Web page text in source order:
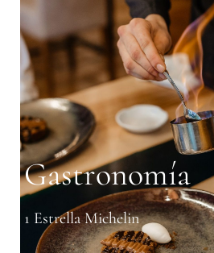
Gastronomía
1 Estrella Michelin